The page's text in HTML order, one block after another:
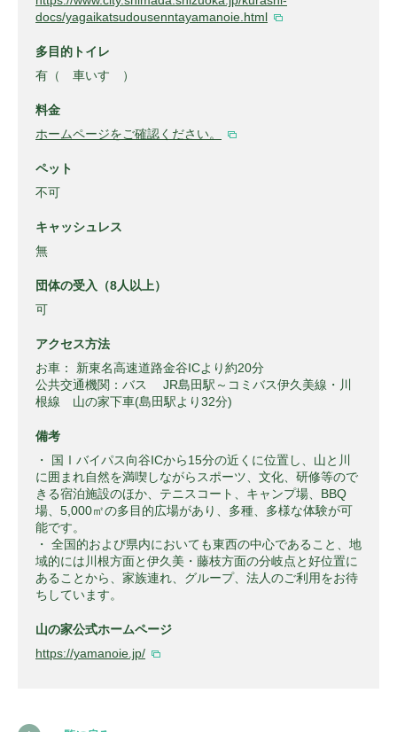
docs/yagaikatsudousenntayamanoie.html
多目的トイレ
有（ 車いす ）
料金
ホームページをご確認ください。
ペット
不可
キャッシュレス
無
団体の受入（8人以上）
可
アクセス方法
お車： 新東名高速道路金谷ICより約20分
公共交通機関：バス JR島田駅～コミバス伊久美線・川
根線 山の家下車(島田駅より32分)
備考
・ 国Ⅰバイパス向谷ICから15分の近くに位置し、山と川
に囲まれ自然を満喫しながらスポーツ、文化、研修等ので
きる宿泊施設のほか、テニスコート、キャンプ場、BBQ
場、5,000㎡の多目的広場があり、多種、多様な体験が可
能です。
・ 全国的および県内においても東西の中心であること、地
域的には川根方面と伊久美・藤枝方面の分岐点と好位置に
あることから、家族連れ、グループ、法人のご利用をお待
ちしています。
山の家公式ホームページ
https://yamanoie.jp/